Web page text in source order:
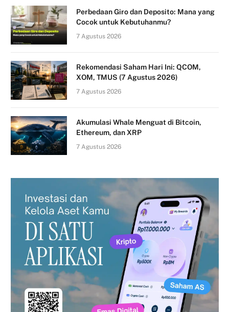
Perbedaan Giro dan Deposito: Mana yang
Cocok untuk Kebutuhanmu?
7 Agustus 2026
Rekomendasi Saham Hari Ini: QCOM,
XOM, TMUS (7 Agustus 2026)
7 Agustus 2026
Akumulasi Whale Menguat di Bitcoin,
Ethereum, dan XRP
7 Agustus 2026